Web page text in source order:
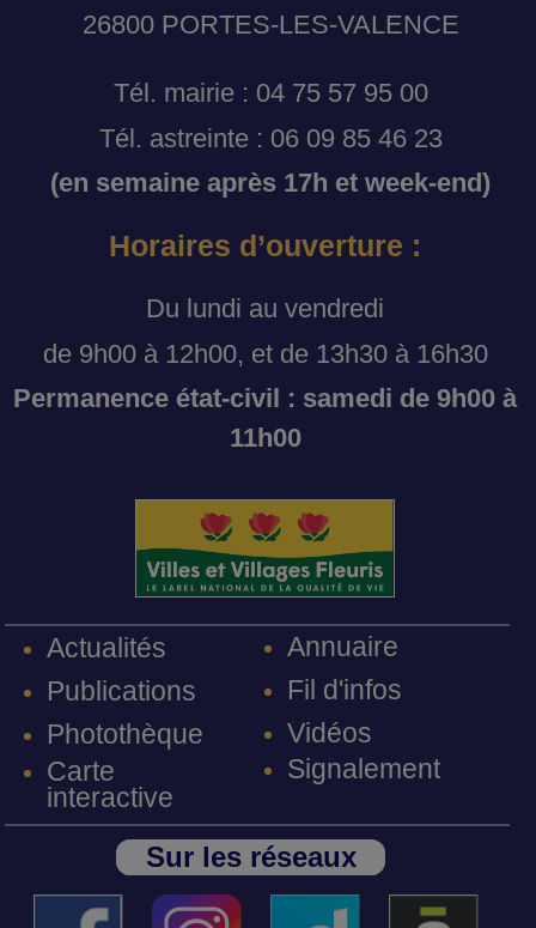
26800 PORTES-LES-VALENCE
Tél. mairie : 04 75 57 95 00
Tél. astreinte : 06 09 85 46 23
(en semaine après 17h et week-end)
Horaires d’ouverture :
Du lundi au vendredi
de 9h00 à 12h00, et de 13h30 à 16h30
Permanence état-civil : samedi de 9h00 à
11h00
Actualités
Publications
Photothèque
Carte
interactive
Annuaire
Fil d'infos
Vidéos
Signalement
Sur les réseaux